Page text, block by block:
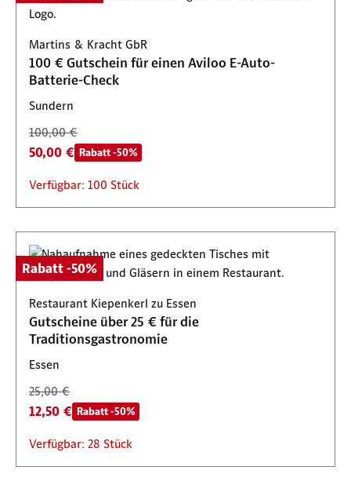
Martins & Kracht GbR
100 € Gutschein für einen Aviloo E-Auto-
Batterie-Check
Sundern
100,00 €
50,00 € Rabatt -50%
Verfügbar: 100 Stück
Rabatt -50%
Restaurant Kiepenkerl zu Essen
Gutscheine über 25 € für die
Traditionsgastronomie
Essen
25,00 €
12,50 € Rabatt -50%
Verfügbar: 28 Stück